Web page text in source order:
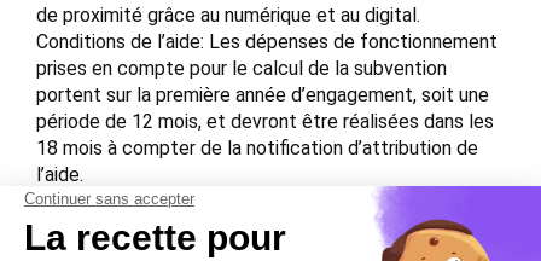
de proximité grâce au numérique et au digital.
Conditions de l’aide: Les dépenses de fonctionnement
prises en compte pour le calcul de la subvention
portent sur la première année d’engagement, soit une
période de 12 mois, et devront être réalisées dans les
18 mois à compter de la notification d’attribution de
l’aide.
Les investissements devront être compris entre 500
et 3 000  HT.
Montant de l’aide: Subvention représentant 30 % des